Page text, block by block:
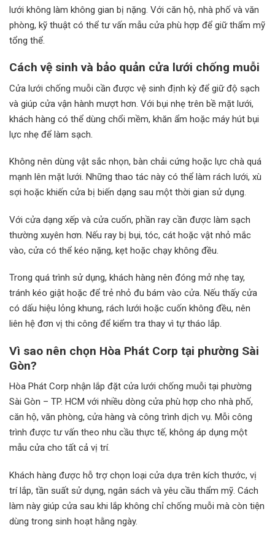
lưới không làm không gian bị nặng. Với căn hộ, nhà phố và văn
phòng, kỹ thuật có thể tư vấn mẫu cửa phù hợp để giữ thẩm mỹ
tổng thể.
Cách vệ sinh và bảo quản cửa lưới chống muỗi
Cửa lưới chống muỗi cần được vệ sinh định kỳ để giữ độ sạch
và giúp cửa vận hành mượt hơn. Với bụi nhẹ trên bề mặt lưới,
khách hàng có thể dùng chổi mềm, khăn ẩm hoặc máy hút bụi
lực nhẹ để làm sạch.
Không nên dùng vật sắc nhọn, bàn chải cứng hoặc lực chà quá
mạnh lên mặt lưới. Những thao tác này có thể làm rách lưới, xù
sợi hoặc khiến cửa bị biến dạng sau một thời gian sử dụng.
Với cửa dạng xếp và cửa cuốn, phần ray cần được làm sạch
thường xuyên hơn. Nếu ray bị bụi, tóc, cát hoặc vật nhỏ mắc
vào, cửa có thể kéo nặng, kẹt hoặc chạy không đều.
Trong quá trình sử dụng, khách hàng nên đóng mở nhẹ tay,
tránh kéo giật hoặc để trẻ nhỏ đu bám vào cửa. Nếu thấy cửa
có dấu hiệu lỏng khung, rách lưới hoặc cuốn không đều, nên
liên hệ đơn vị thi công để kiểm tra thay vì tự tháo lắp.
Vì sao nên chọn Hòa Phát Corp tại phường Sài
Gòn?
Hòa Phát Corp nhận lắp đặt cửa lưới chống muỗi tại phường
Sài Gòn – TP. HCM với nhiều dòng cửa phù hợp cho nhà phố,
căn hộ, văn phòng, cửa hàng và công trình dịch vụ. Mỗi công
trình được tư vấn theo nhu cầu thực tế, không áp dụng một
mẫu cửa cho tất cả vị trí.
Khách hàng được hỗ trợ chọn loại cửa dựa trên kích thước, vị
trí lắp, tần suất sử dụng, ngân sách và yêu cầu thẩm mỹ. Cách
làm này giúp cửa sau khi lắp không chỉ chống muỗi mà còn tiện
dùng trong sinh hoạt hằng ngày.